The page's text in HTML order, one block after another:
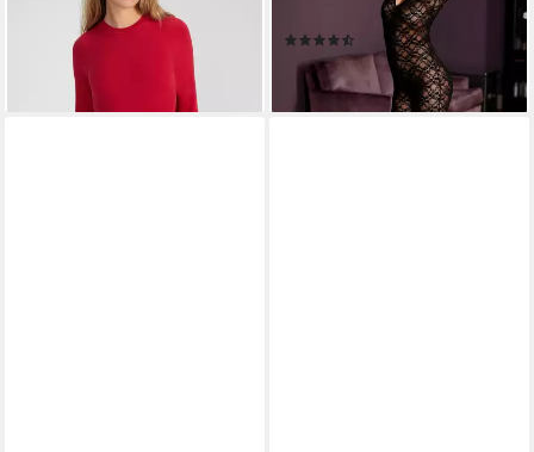
lieferbar - in 3-4 Werktagen bei dir
sexy Dessous, Reizwäsche
(516)
ab 32,99 €
lieferbar - in 1-2 Werktagen bei dir